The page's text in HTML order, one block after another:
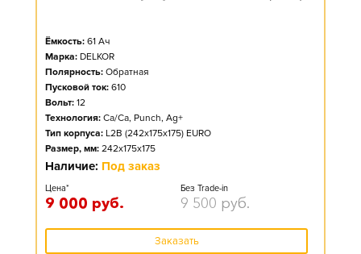
Ёмкость: 61 Ач
Марка: DELKOR
Полярность: Обратная
Пусковой ток: 610
Вольт: 12
Технология: Ca/Ca, Punch, Ag+
Тип корпуса: L2B (242x175x175) EURO
Размер, мм: 242x175x175
Наличие: Под заказ
Цена*
9 000 руб.
Без Trade-in
9 500 руб.
Заказать